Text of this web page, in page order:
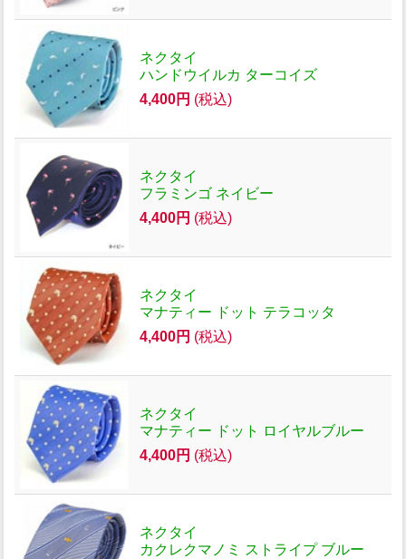
ネクタイ
ハンドウイルカ ターコイズ
4,400円 (税込)
ネクタイ
フラミンゴ ネイビー
4,400円 (税込)
ネクタイ
マナティー ドット テラコッタ
4,400円 (税込)
ネクタイ
マナティー ドット ロイヤルブルー
4,400円 (税込)
ネクタイ
カクレクマノミ ストライプ ブルー